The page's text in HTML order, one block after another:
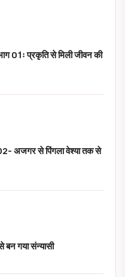
01ः प्रकृति से मिली जीवन की
अजगर से पिंगला वेश्या तक से
बन गया संन्यासी